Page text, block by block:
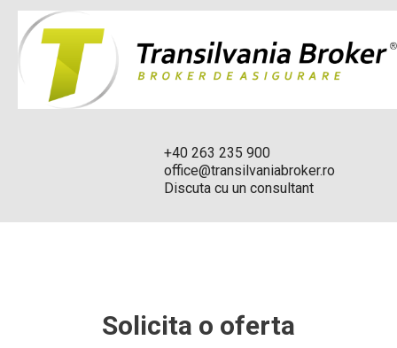
+40 263 235 900
office@transilvaniabroker.ro
Discuta cu un consultant
Solicita o oferta